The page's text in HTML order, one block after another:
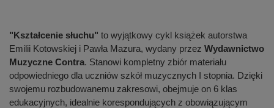
"Kształcenie słuchu" to wyjątkowy cykl książek autorstwa
Emilii Kotowskiej i Pawła Mazura, wydany przez Wydawnictwo
Muzyczne Contra. Stanowi kompletny zbiór materiału
odpowiedniego dla uczniów szkół muzycznych I stopnia. Dzięki
swojemu rozbudowanemu zakresowi, obejmuje on 6 klas
edukacyjnych, idealnie korespondujących z obowiązującym